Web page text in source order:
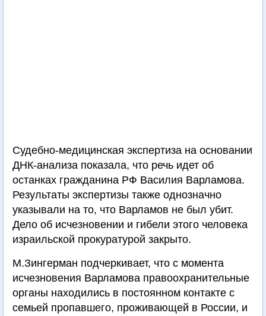
Судебно-медицинская экспертиза на основании
ДНК-анализа показала, что речь идет об
останках гражданина РФ Василия Варламова.
Результаты экспертизы также однозначно
указывали на то, что Варламов не был убит.
Дело об исчезновении и гибели этого человека
израильской прокуратурой закрыто.
М.Зингерман подчеркивает, что с момента
исчезновения Варламова правоохранительные
органы находились в постоянном контакте с
семьей пропавшего, проживающей в России, и